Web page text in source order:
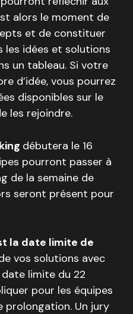
alors le moment de
et de constituer
les idées et solutions
un tableau. Si votre
d’idée, vous pourrez
disponibles sur le
les rejoindre.
débutera le 16
pourront passer à
de la semaine de
seront présent pour
la date limite de
vos solutions avec
limite du 22
pour les équipes
prolongation. Un jury